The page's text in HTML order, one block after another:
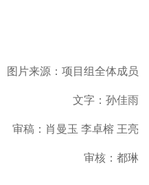
图片来源：项目组全体成员
文字：孙佳雨
审稿：肖曼玉 李卓榕 王亮
审核：都琳